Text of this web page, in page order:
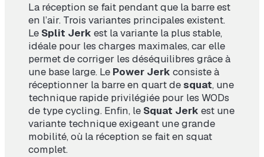
La réception se fait pendant que la barre est
en l’air. Trois variantes principales existent.
Le Split Jerk est la variante la plus stable,
idéale pour les charges maximales, car elle
permet de corriger les déséquilibres grâce à
une base large. Le Power Jerk consiste à
réceptionner la barre en quart desquat, une
technique rapide privilégiée pour les WODs
de type cycling. Enfin, le Squat Jerk est une
variante technique exigeant une grande
mobilité, où la réception se fait en squat
complet.